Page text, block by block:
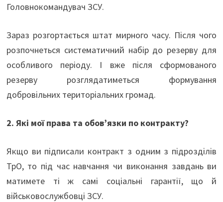
Головнокомандувач ЗСУ.
Зараз розгортається штат мирного часу. Після чого
розпочнеться систематичний набір до резерву для
особливого періоду. І вже після сформованого
резерву розглядатиметься формування
добровільних територіальних громад.
2. Які мої права та обов’язки по контракту?
Якщо ви підписали контракт з одним з підрозділів
ТрО, то під час навчання чи виконання завдань ви
матимете ті ж самі соціальні гарантії, що й
військовослужбовці ЗСУ.